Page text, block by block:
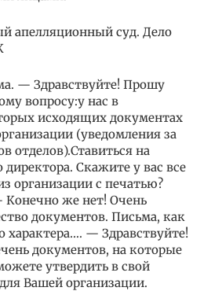
апелляционный суд. Дело
— Здравствуйте! Прошу
вопросу:у нас в
исходящих документах
(уведомления за
отделов).Ставиться на
директора. Скажите у вас все
организации с печатью?
Конечно же нет! Очень
документов. Письма, как
характера…. — Здравствуйте!
документов, на которые
утвердить в свой
Вашей организации.